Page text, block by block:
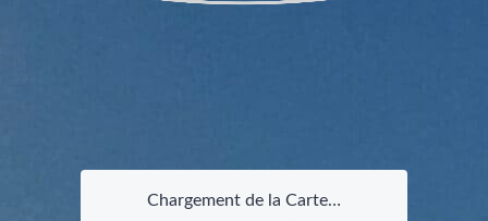
Chargement de la Carte…